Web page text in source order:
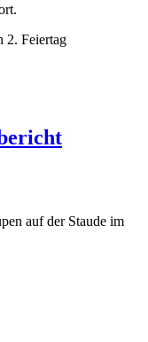
2. Feiertag
auf der Staude im